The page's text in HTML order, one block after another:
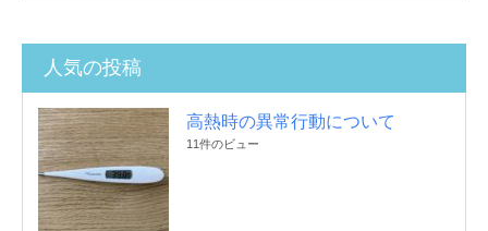
人気の投稿
高熱時の異常行動について
11件のビュー